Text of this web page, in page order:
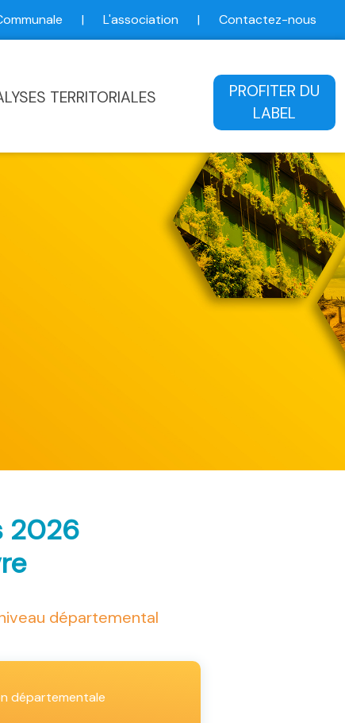
| L'association | Contactez-nous
TERRITORIALES
PROFITER DU
LABEL
2026
départemental
départementale